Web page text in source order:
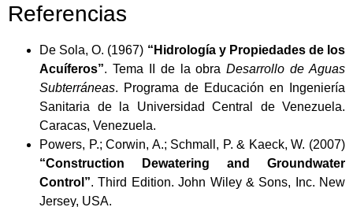
Referencias
De Sola, O. (1967) “Hidrología y Propiedades de los
Acuíferos”. Tema II de la obraDesarrollo de Aguas
Subterráneas. Programa de Educación en Ingeniería
Sanitaria de la Universidad Central de Venezuela.
Caracas, Venezuela.
Powers, P.; Corwin, A.; Schmall, P. & Kaeck, W. (2007)
“Construction Dewatering and Groundwater
Control”. Third Edition. John Wiley & Sons, Inc. New
Jersey, USA.